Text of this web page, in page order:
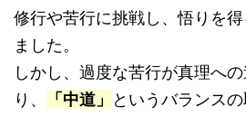
修行や苦行に挑戦し、悟りを
ました。
しかし、過度な苦行が真理へ
り、
「中道」
というバランス